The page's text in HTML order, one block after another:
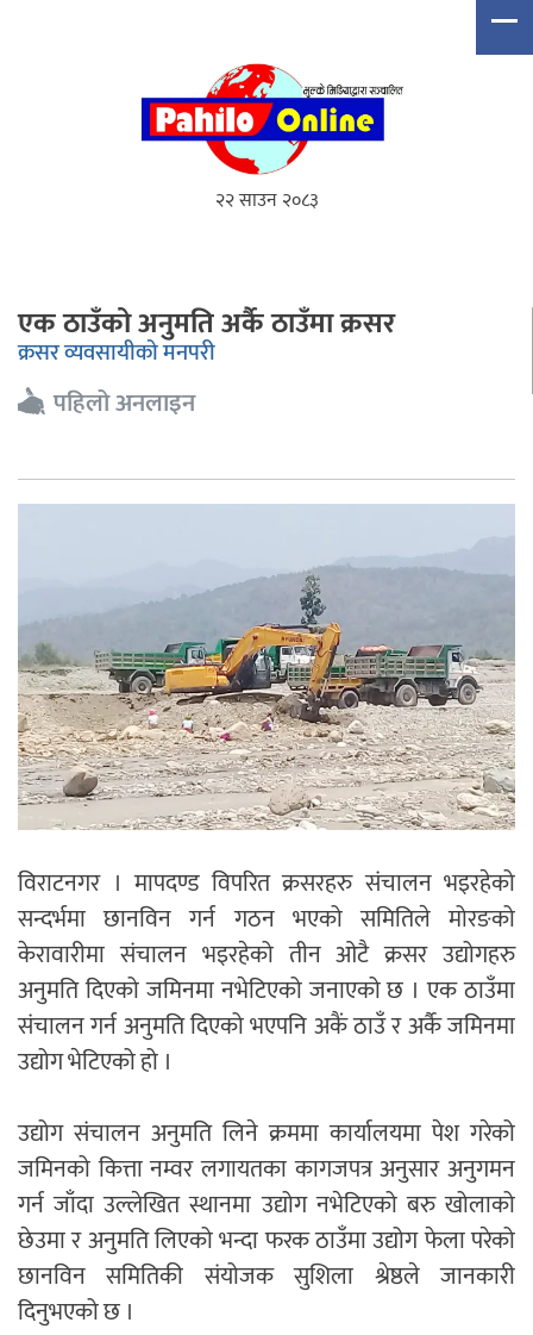
२२ साउन २०८३
एक ठाउँको अनुमति अर्कै ठाउँमा क्रसर
क्रसर व्यवसायीको मनपरी
पहिलो अनलाइन
विराटनगर । मापदण्ड विपरित क्रसरहरु संचालन भइरहेको
सन्दर्भमा छानविन गर्न गठन भएको समितिले मोरङको
केरावारीमा संचालन भइरहेको तीन ओटै क्रसर उद्योगहरु
अनुमति दिएको जमिनमा नभेटिएको जनाएको छ । एक ठाउँमा
संचालन गर्न अनुमति दिएको भएपनि अकैं ठाउँ र अर्कै जमिनमा
उद्योग भेटिएको हो ।
उद्योग संचालन अनुमति लिने क्रममा कार्यालयमा पेश गरेको
जमिनको कित्ता नम्वर लगायतका कागजपत्र अनुसार अनुगमन
गर्न जाँदा उल्लेखित स्थानमा उद्योग नभेटिएको बरु खोलाको
छेउमा र अनुमति लिएको भन्दा फरक ठाउँमा उद्योग फेला परेको
छानविन समितिकी संयोजक सुशिला श्रेष्ठले जानकारी
दिनुभएको छ ।